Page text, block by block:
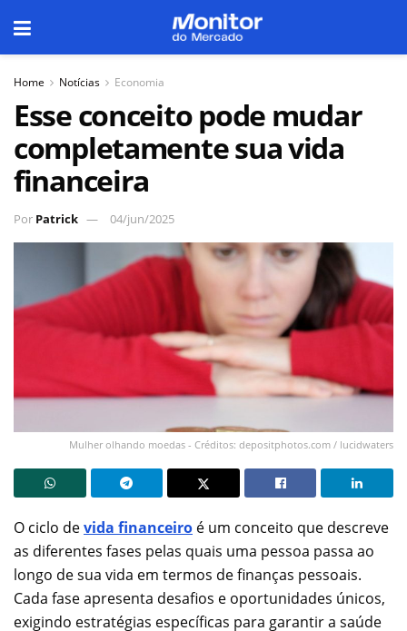
Home Notícias Economia
Esse conceito pode mudar
completamente sua vida
financeira
Por Patrick 04/jun/2025
Mulher olhando moedas - Créditos: depositphotos.com / lucidwaters
O ciclo devida financeiro é um conceito que descreve
as diferentes fases pelas quais uma pessoa passa ao
longo de sua vida em termos de finanças pessoais.
Cada fase apresenta desafios e oportunidades únicos,
exigindo estratégias específicas para garantir a saúde